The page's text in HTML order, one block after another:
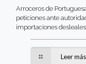
Arroceros de
peticiones ante
importaciones desleales
Leer más